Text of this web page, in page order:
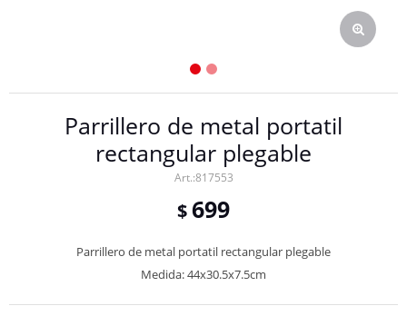
Parrillero de metal portatil
rectangular plegable
817553
$699
Parrillero de metal portatil rectangular plegable
Medida: 44x30.5x7.5cm